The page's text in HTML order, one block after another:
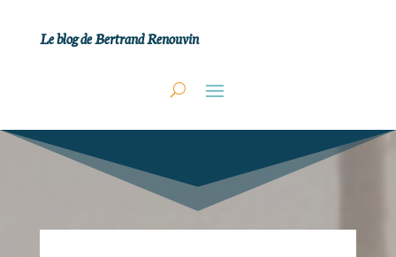
Le blog de Bertrand Renouvin